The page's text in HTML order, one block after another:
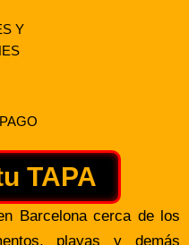
Y
TAPA
Barcelona cerca de los
playas y demás